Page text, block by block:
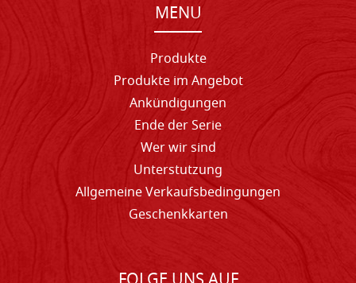
MENU
Produkte
Produkte im Angebot
Ankündigungen
Ende der Serie
Wer wir sind
Unterstutzung
Allgemeine Verkaufsbedingungen
Geschenkkarten